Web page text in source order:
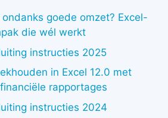
goede omzet? Excel-
die wél werkt
instructies 2025
in Excel 12.0 met
rapportages
instructies 2024